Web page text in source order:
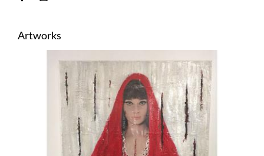
Artworks